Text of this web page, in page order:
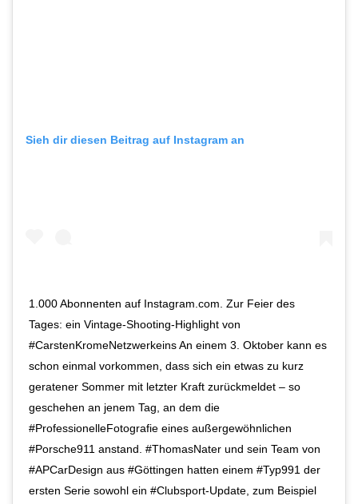
Sieh dir diesen Beitrag auf Instagram an
1.000 Abonnenten auf Instagram.com. Zur Feier des
Tages: ein Vintage-Shooting-Highlight von
#CarstenKromeNetzwerkeins An einem 3. Oktober kann es
schon einmal vorkommen, dass sich ein etwas zu kurz
geratener Sommer mit letzter Kraft zurückmeldet – so
geschehen an jenem Tag, an dem die
#ProfessionelleFotografie eines außergewöhnlichen
#Porsche911 anstand. #ThomasNater und sein Team von
#APCarDesign aus #Göttingen hatten einem #Typ991 der
ersten Serie sowohl ein #Clubsport-Update, zum Beispiel